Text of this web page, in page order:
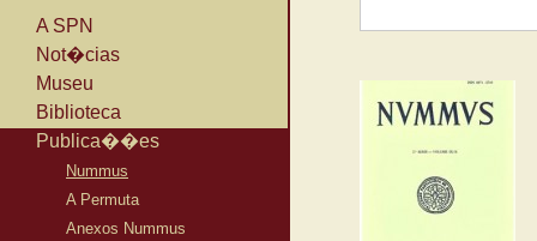
A SPN
Not�cias
Museu
Biblioteca
Publica��es
Nummus
A Permuta
Anexos Nummus